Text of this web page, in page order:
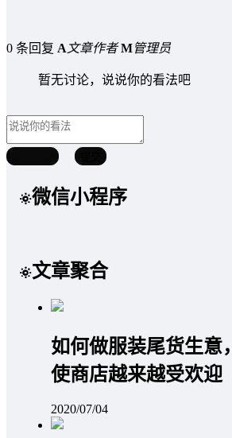
0 条回复 A文章作者 M管理员
暂无讨论，说说你的看法吧
微信小程序
文章聚合
如何做服装尾货生意，
使商店越来越受欢迎
2020/07/04